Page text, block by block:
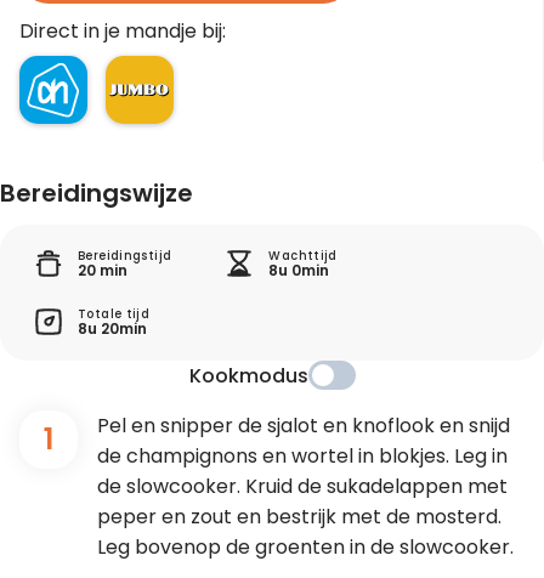
Direct in je mandje bij:
Bereidingswijze
Bereidingstijd
20 min
Wachttijd
8u 0min
Totale tijd
8u 20min
Kookmodus
1
Pel en snipper de sjalot en knoflook en snijd
de champignons en wortel in blokjes. Leg in
de slowcooker. Kruid de sukadelappen met
peper en zout en bestrijk met de mosterd.
Leg bovenop de groenten in de slowcooker.